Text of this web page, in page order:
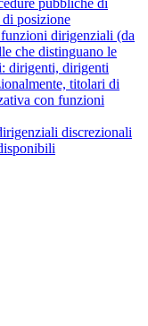
pubbliche di
posizione
dirigenziali (da
che distinguano le
dirigenti, dirigenti
titolari di
con funzioni
discrezionali